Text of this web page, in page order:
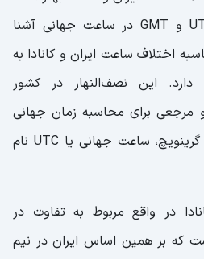
با دو عبارت مهم یعنی UTC و GMT در ساعت جهانی آشنا
اختلاف ساعت ایران و کانادا به
دارد. این نصف‌النهار در کشور
مرجعی برای محاسبه زمان جهانی
است. ساعت در نصف‌النهار گرینویچ، ساعت جهانی یا UTC نام
در واقع مربوط به تفاوت در
که بر همین اساس ایران در نیم